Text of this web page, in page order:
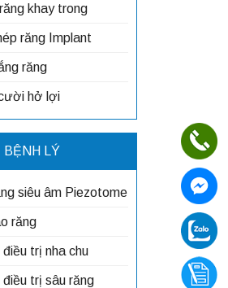
khay trong
răng Implant
răng
hở lợi
LÝ
siêu âm Piezotome
răng
trị nha chu
điều trị sâu răng